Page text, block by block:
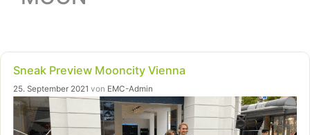
Sneak Preview Mooncity Vienna
25. September 2021 von EMC-Admin